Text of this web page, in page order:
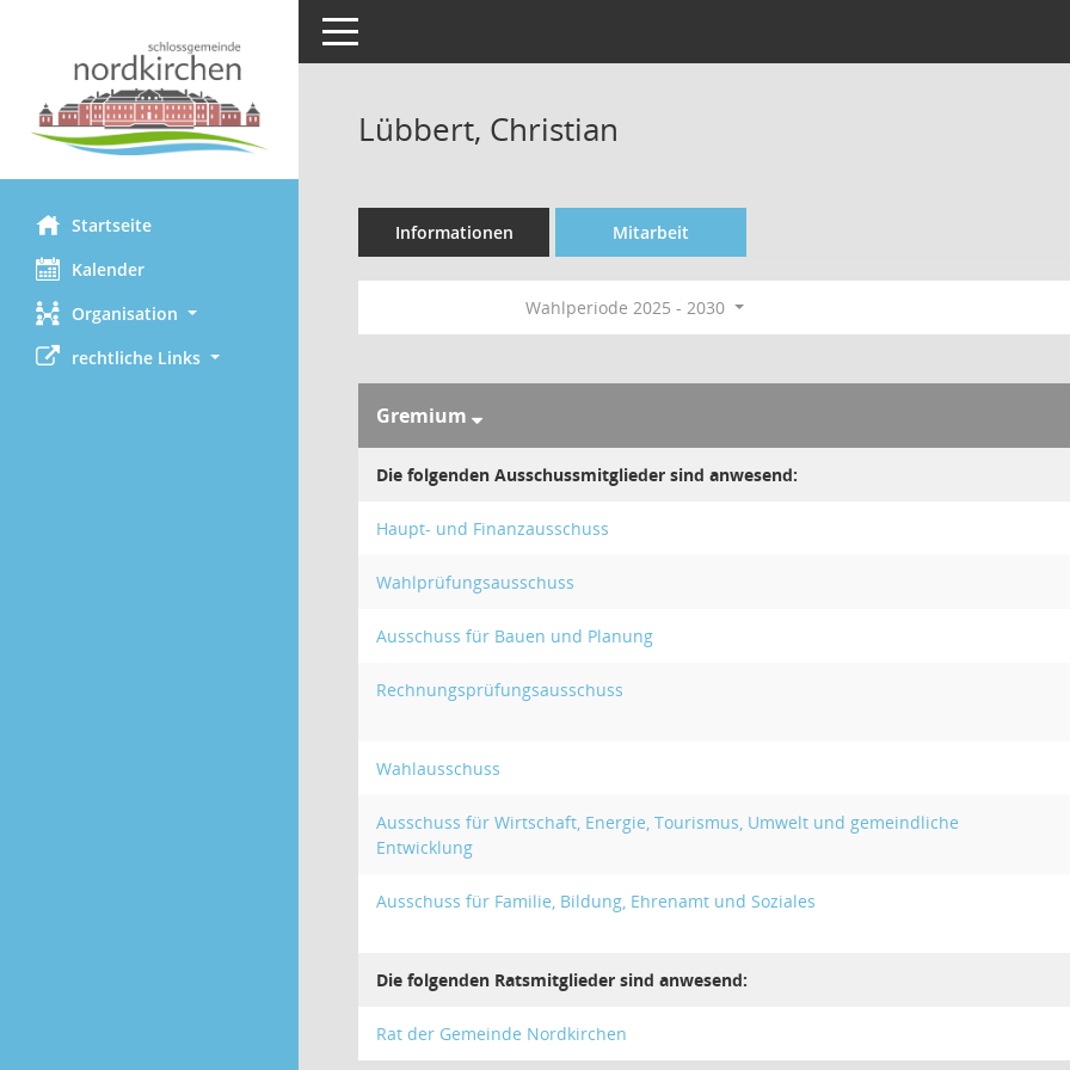
Startseite
Kalender
Organisation
rechtliche Links
Toggle navigation
Lübbert, Christian
Informationen Mitarbeit
Wahlperiode 2025 - 2030
Gremium
Die folgenden Ausschussmitglieder sind anwesend:
Haupt- und Finanzausschuss
Wahlprüfungsausschuss
Ausschuss für Bauen und Planung
Rechnungsprüfungsausschuss
Wahlausschuss
Ausschuss für Wirtschaft, Energie, Tourismus, Umwelt und gemeindliche
Entwicklung
Ausschuss für Familie, Bildung, Ehrenamt und Soziales
Die folgenden Ratsmitglieder sind anwesend:
Rat der Gemeinde Nordkirchen